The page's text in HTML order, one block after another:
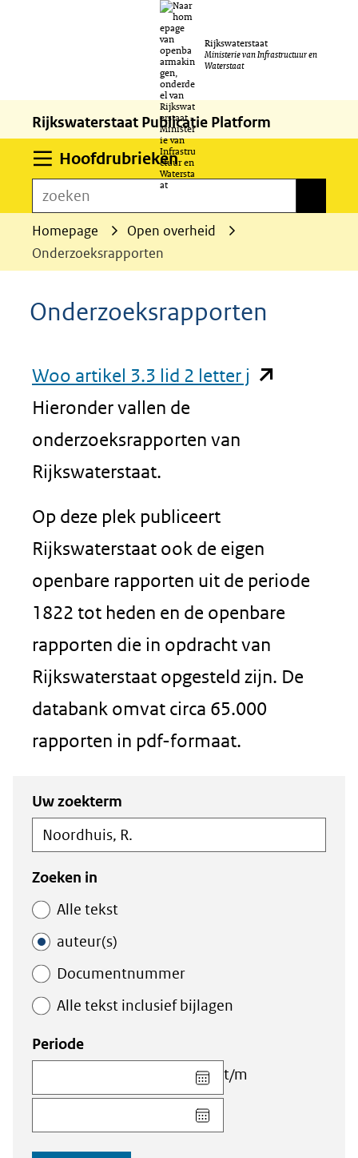
naar
de
inhoud
Rijkswaterstaat
Ministerie van Infrastructuur en
Waterstaat
Rijkswaterstaat Publicatie Platform
HoofdrubriekenUitklappen
zoeken
Homepage
Open overheid
Onderzoeksrapporten
Onderzoeksrapporten
Woo artikel 3.3 lid 2 letter j (opent
Hieronder vallen de
onderzoeksrapporten van
Rijkswaterstaat.
Op deze plek publiceert
Rijkswaterstaat ook de eigen
openbare rapporten uit de periode
1822 tot heden en de openbare
rapporten die in opdracht van
Rijkswaterstaat opgesteld zijn. De
databank omvat circa 65.000
rapporten in pdf-formaat.
Zoeken
in
de
index
Zoeken
binnen
de
index
Uw zoekterm
Zoeken in
Alle tekst
auteur(s)
Documentnummer
Alle tekst inclusief bijlagen
Periode
Kies
datum
voor
veld
t/m
Kies
datum